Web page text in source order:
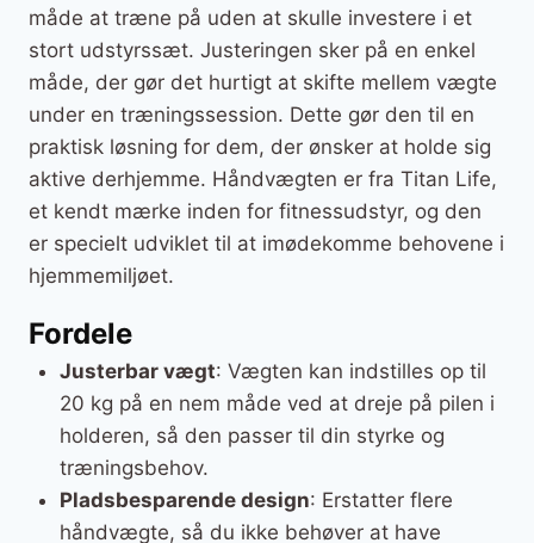
måde at træne på uden at skulle investere i et
stort udstyrssæt. Justeringen sker på en enkel
måde, der gør det hurtigt at skifte mellem vægte
under en træningssession. Dette gør den til en
praktisk løsning for dem, der ønsker at holde sig
aktive derhjemme. Håndvægten er fra Titan Life,
et kendt mærke inden for fitnessudstyr, og den
er specielt udviklet til at imødekomme behovene i
hjemmemiljøet.
Fordele
Justerbar vægt: Vægten kan indstilles op til
20 kg på en nem måde ved at dreje på pilen i
holderen, så den passer til din styrke og
træningsbehov.
Pladsbesparende design: Erstatter flere
håndvægte, så du ikke behøver at have